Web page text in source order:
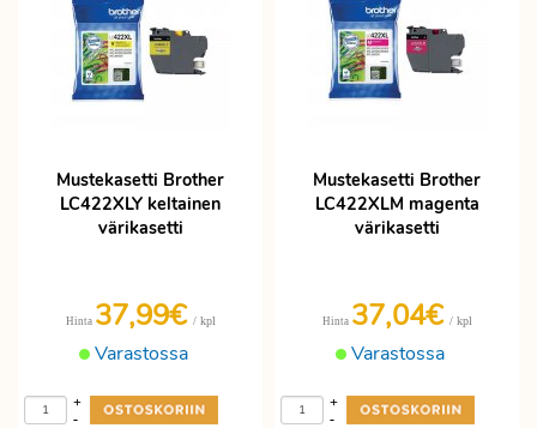
Mustekasetti Brother
LC422XLY keltainen
värikasetti
Varastossa
Hinta 37,99€ / kpl
-
+
Mustekasetti Brother
LC422XLM magenta
värikasetti
Varastossa
Hinta 37,04€ / kpl
-
+